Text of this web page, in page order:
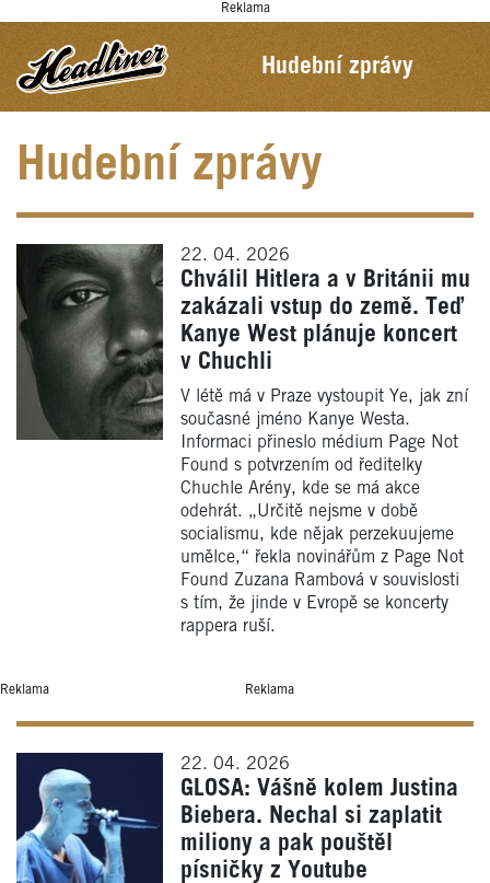
Reklama
Hudební zprávy
Hudební zprávy
22. 04. 2026
Chválil Hitlera a v Británii mu
zakázali vstup do země. Teď
Kanye West plánuje koncert
v Chuchli
V létě má v Praze vystoupit Ye, jak zní
současné jméno Kanye Westa.
Informaci přineslo médium Page Not
Found s potvrzením od ředitelky
Chuchle Arény, kde se má akce
odehrát. „Určitě nejsme v době
socialismu, kde nějak perzekuujeme
umělce,“ řekla novinářům z Page Not
Found Zuzana Rambová v souvislosti
s tím, že jinde v Evropě se koncerty
rappera ruší.
Reklama Reklama
22. 04. 2026
GLOSA: Vášně kolem Justina
Biebera. Nechal si zaplatit
miliony a pak pouštěl
písničky z Youtube